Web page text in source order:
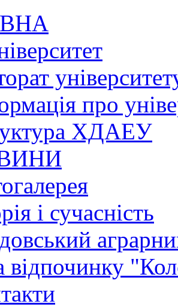
про
ХДАЕУ
і сучасність
відпочинку